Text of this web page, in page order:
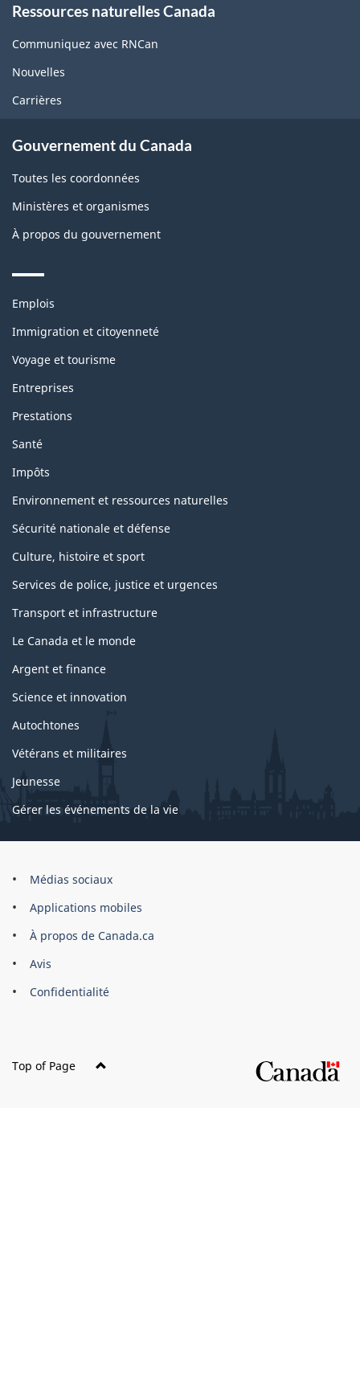
this
site
Ressources naturelles Canada
Communiquez avec RNCan
Nouvelles
Carrières
Gouvernement du Canada
Toutes les coordonnées
Ministères et organismes
À propos du gouvernement
Themes
topics
Emplois
Immigration et citoyenneté
Voyage et tourisme
Entreprises
Prestations
Santé
Impôts
Environnement et ressources naturelles
Sécurité nationale et défense
Culture, histoire et sport
Services de police, justice et urgences
Transport et infrastructure
Le Canada et le monde
Argent et finance
Science et innovation
Autochtones
Vétérans et militaires
Jeunesse
Gérer les événements de la vie
Organisation
gouvernement
du
Canada
Médias sociaux
Applications mobiles
À propos de Canada.ca
Avis
Confidentialité
Top of Page